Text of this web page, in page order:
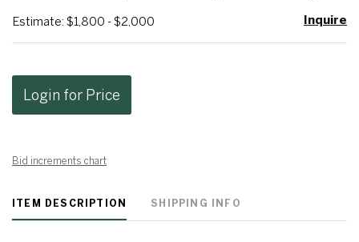
Estimate: $1,800 - $2,000 Inquire
Login for Price
Bid increments chart
ITEM DESCRIPTION SHIPPING INFO